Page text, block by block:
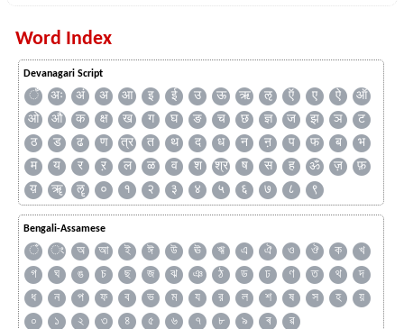
Word Index
Devanagari Script
ँ अः अं अ आ इ ई उ ऊ ऋ ऌ ऍ ए ऐ
ऑ
ओ
औ क क्ष ख ग घ ङ च छ ज्ञ ज झ ञ
ट
ठ
ड ढ ण त्र त थ द ध न ऩ प फ ब
भ
म
य र ऱ ल ळ व श श्र ष स ह ॐ ज़
फ़
य़
ॠ ॡ ० १ २ ३ ४ ५ ६ ७ ८ ९
Bengali-Assamese
ঁ ং অ আ ই ঈ উ ঊ ঋ এ ঐ ও ঔ ক
খ
গ
ঘ ঙ চ ছ জ ঝ ঞ ঠ ড ঢ ণ ত থ
দ
ধ
ন প ফ ব ভ ম য র ল শ ষ স হ
য়
০
১ ২ ৩ ৪ ৫ ৬ ৭ ৮ ৯ ৰ ৱ